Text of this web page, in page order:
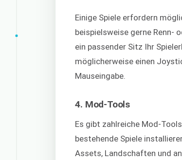
Einige Spiele erfordern
beispielsweise gerne Renn-
ein passender Sitz Ihr
möglicherweise einen
Mauseingabe.
4. Mod-Tools
Es gibt zahlreiche Mod-
bestehende Spiele
Assets, Landschaften und